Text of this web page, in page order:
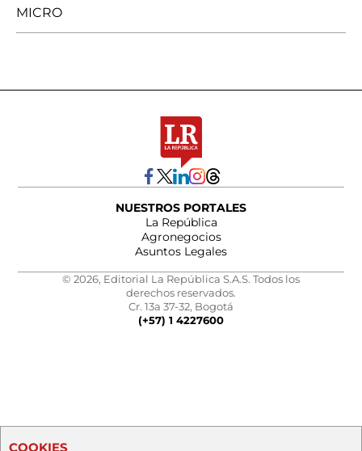
MICRO
NUESTROS PORTALES
La República
Agronegocios
Asuntos Legales
© 2026, Editorial La República S.A.S. Todos los
derechos reservados.
Cr. 13a 37-32, Bogotá
(+57) 1 4227600
COOKIES